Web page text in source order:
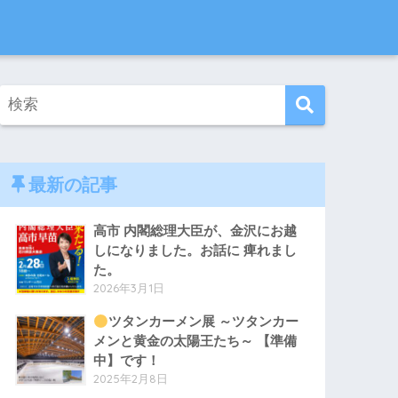
最新の記事
高市 内閣総理大臣が、金沢にお越
しになりました。お話に 痺れまし
た。
2026年3月1日
ツタンカーメン展 ～ツタンカー
メンと黄金の太陽王たち～ 【準備
中】です！
2025年2月8日